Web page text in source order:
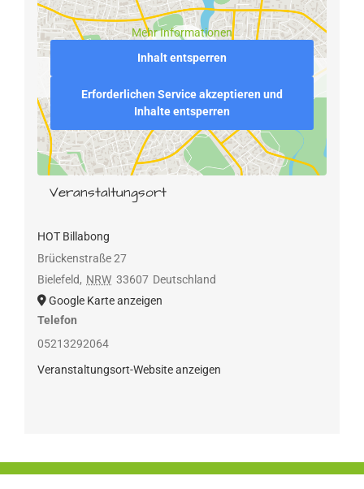
Veranstaltungsort
HOT Billabong
Brückenstraße 27
Bielefeld, NRW 33607 Deutschland
Google Karte anzeigen
Telefon
05213292064
Veranstaltungsort-Website anzeigen
Mehr Informationen
Inhalt entsperren
Erforderlichen Service akzeptieren und
Inhalte entsperren